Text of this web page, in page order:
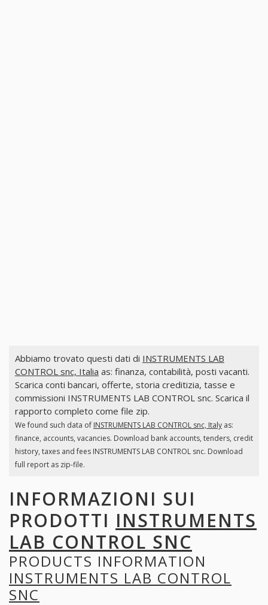
Abbiamo trovato questi dati di INSTRUMENTS LAB
CONTROL snc, Italia as: finanza, contabilità, posti vacanti.
Scarica conti bancari, offerte, storia creditizia, tasse e
commissioni INSTRUMENTS LAB CONTROL snc. Scarica il
rapporto completo come file zip.
We found such data of INSTRUMENTS LAB CONTROL snc, Italyas:
finance, accounts, vacancies. Download bank accounts, tenders, credit
history, taxes and fees INSTRUMENTS LAB CONTROL snc. Download
full report as zip-file.
INFORMAZIONI SUI
PRODOTTI INSTRUMENTS
LAB CONTROL SNC
PRODUCTS INFORMATION
INSTRUMENTS LAB CONTROL
SNC